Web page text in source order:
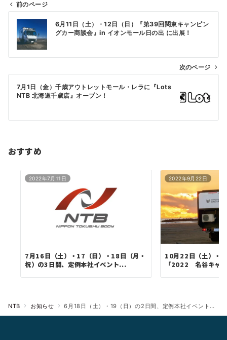
投
稿
ナ
ビ
ゲ
ー
ョ
前のページ
6月11日（土）・12日（日）『第39回関東キャンピン
グカー商談会』in イオンモール日の出 に出展！
次のページ
7月1日（金）千歳アウトレットモール・レラに『Lots
NTB 北海道千歳店』オープン！
おすすめ
2022年7月11日
7月16日（土）・17（日）・18日（月・
祝）の3日間、定例本社イベント...
2022年9月22日
10月22日（土）・
「2022 名谷キャ
NTB お知らせ 6月18日（土）・19（日）の2日間、定例本社イベント『NTBの日（試乗会）』を開催